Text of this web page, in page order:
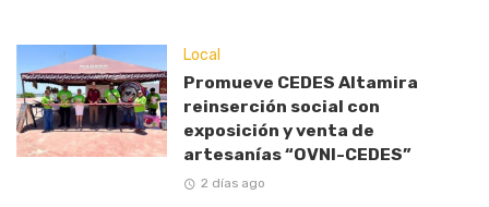
Local
Promueve CEDES Altamira
reinserción social con
exposición y venta de
artesanías “OVNI-CEDES”
2 días ago